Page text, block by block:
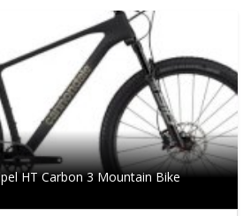
HT Carbon 3 Mountain Bike